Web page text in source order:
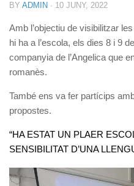
BY ADMIN · 10 JUNY, 2022
Amb l’objectiu de visibilitzar
hi ha a l’escola, els dies 8 i 9
companyia de l’Angelica que
romanès.
També ens va fer partícips
propostes.
“HA ESTAT UN PLAER
SENSIBILITAT D’UNA